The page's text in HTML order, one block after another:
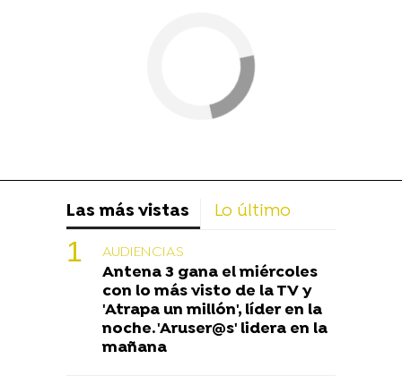
Las más vistas Lo último
AUDIENCIAS
Antena 3 gana el miércoles
con lo más visto de la TV y
'Atrapa un millón', líder en la
noche. 'Aruser@s' lidera en la
mañana